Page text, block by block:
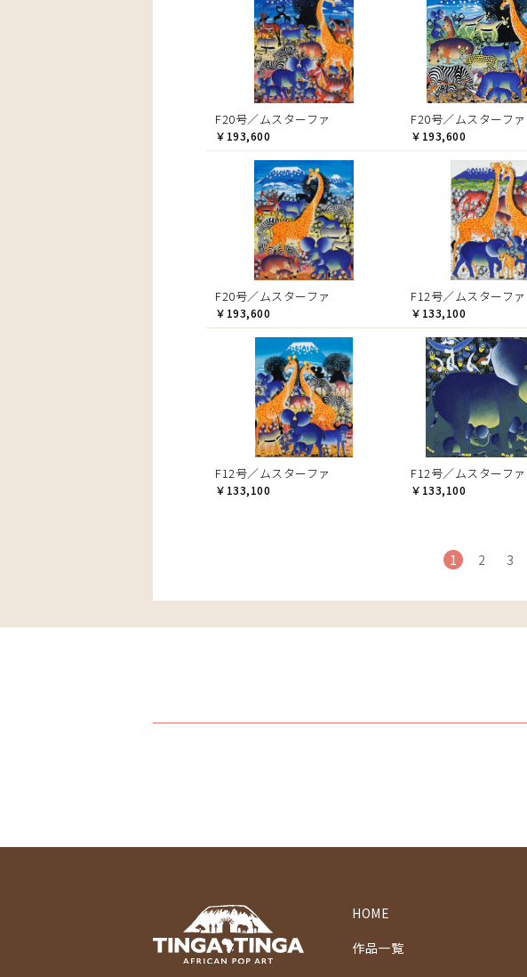
F20号／ムスターファ
￥193,600
F20号／ムスターファ
￥193,600
F20号／ムスターファ
￥193,600
F12号／ムスターファ
￥133,100
F12号／ムスターファ
￥133,100
F12号／ムスターファ
￥133,100
1 2 3
HOME
作品一覧